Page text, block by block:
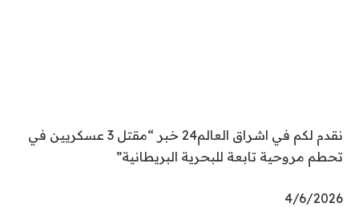
نقدم لكم في اشراق العالم24 خبر “مقتل 3 عسكريين في
تحطم مروحية تابعة للبحرية البريطانية”
P
4/6/2026